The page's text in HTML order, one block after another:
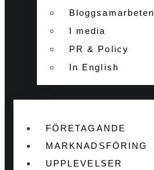
Bloggsamarbeten
I media
PR & Policy
In English
FÖRETAGANDE
MARKNADSFÖRING
UPPLEVELSER